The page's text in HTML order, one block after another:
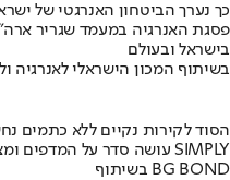
כך נערך הביטחון האנרגטי של
פסגת האנרגיה במעמד שגריר
בישראל ובעולם
בשיתוף המכון הישראלי לאנרגיה
הסוד לקירות נקיים ללא כתמים
מומחה BG BOND עושה סדר על המדפים ומציג את מותג הצבע SIMPLY
בשיתוף BG BOND